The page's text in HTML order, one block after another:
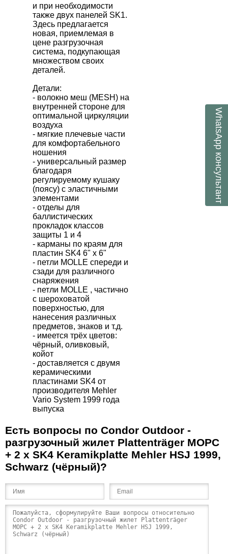
и при необходимости
также двух панелей SK1.
Здесь предлагается
новая, приемлемая в
цене разгрузочная
система, подкупающая
множеством своих
деталей.
Детали:
- волокно меш (MESH) на
внутренней стороне для
оптимальной циркуляции
воздуха
- мягкие плечевые части
для комфортабельного
ношения
- универсальный размер
благодаря
регулируемому кушаку
(поясу) с эластичными
элементами
- отделы для
баллистических
прокладок классов
защиты 1 и 4
- карманы по краям для
пластин SK4 6" x 6"
- петли MOLLE спереди и
сзади для различного
снаряжения
- петли MOLLE , частично
с шероховатой
поверхностью, для
нанесения различных
предметов, знаков и т.д.
- имеется трёх цветов:
чёрный, оливковый,
койот
- доставляется с двумя
керамическими
пластинами SK4 от
производителя Mehler
Vario System 1999 года
выпуска
Есть вопросы по Condor Outdoor -
разгрузочный жилет Plattenträger MOPC
+ 2 x SK4 Keramikplatte Mehler HSJ 1999,
Schwarz (чёрный)?
WhatsApp
консультант